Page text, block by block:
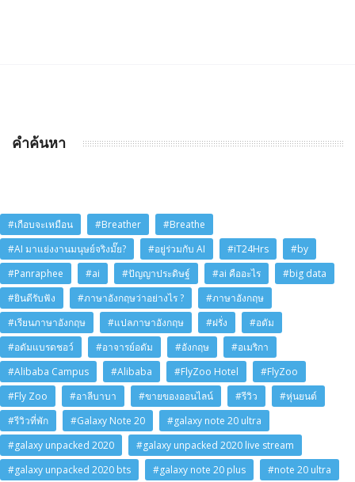
คำค้นหา
#เกือบจะเหมือน #Breather
#Breathe
#AI มาแย่งงานมนุษย์จริงมั๊ย?
#อยู่ร่วมกับ AI #iT24Hrs
#by
#Panraphee
#ai #ปัญญาประดิษฐ์ #ai คืออะไร
#big data
#ยินดีรับฟัง
#ภาษาอังกฤษว่าอย่างไร ?
#ภาษาอังกฤษ
#เรียนภาษาอังกฤษ
#แปลภาษาอังกฤษ #ฝรั่ง
#อดัม
#อดัมแบรดชอว์
#อาจารย์อดัม #อังกฤษ
#อเมริกา
#Alibaba Campus
#Alibaba #FlyZoo Hotel
#FlyZoo
#Fly Zoo
#อาลีบาบา #ขายของออนไลน์ #รีวิว
#หุ่นยนต์
#รีวิวที่พัก
#Galaxy Note 20
#galaxy note 20 ultra
#galaxy unpacked 2020
#galaxy unpacked 2020 live stream
#galaxy unpacked 2020 bts
#galaxy note 20 plus #note 20 ultra